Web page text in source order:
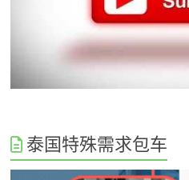
泰国特殊需求包车